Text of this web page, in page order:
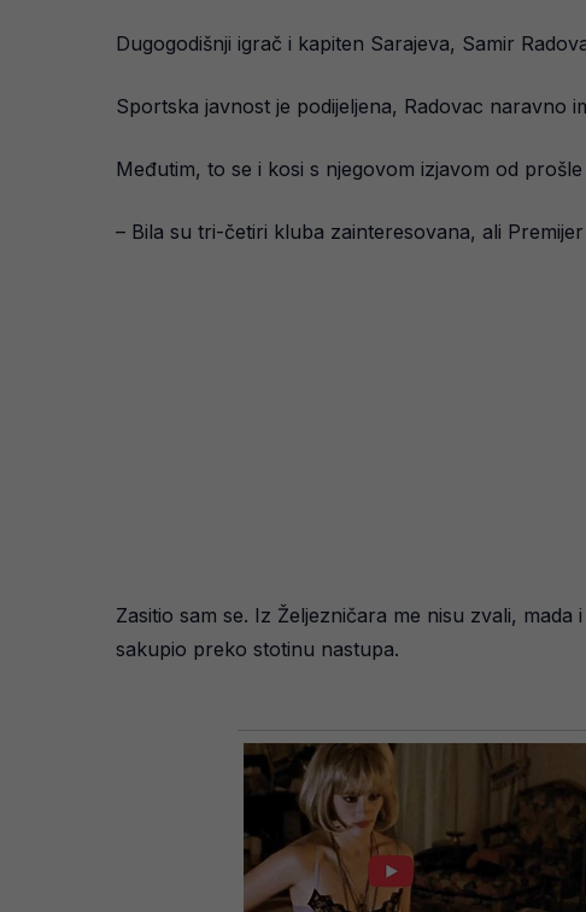
Dugogodišnji igrač i kapiten Sarajeva, Samir
Sportska javnost je podijeljena, Radovac naravno
Međutim, to se i kosi s njegovom izjavom od prošle
– Bila su tri-četiri kluba zainteresovana, ali
Zasitio sam se. Iz Željezničara me nisu zvali,
sakupio preko stotinu nastupa.